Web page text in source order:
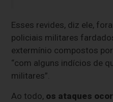
Esses revides, diz ele,
policiais militares
extermínio compostos
“com alguns indícios de
militares”.
Ao todo, os ataques